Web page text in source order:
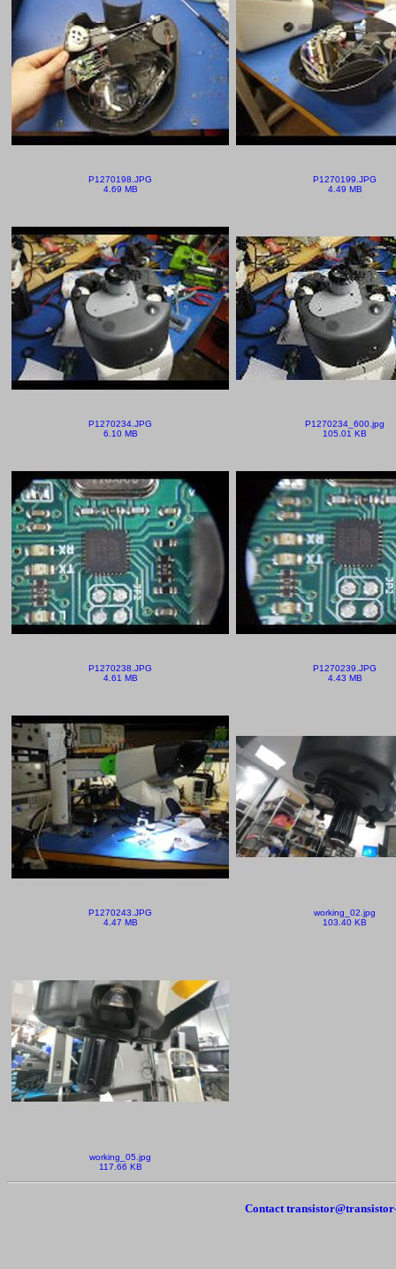
P1270198.JPG
4.69 MB
P1270199.JPG
4.49 MB
P1270234.JPG
6.10 MB
P1270234_600.jpg
105.01 KB
P1270238.JPG
4.61 MB
P1270239.JPG
4.43 MB
P1270243.JPG
4.47 MB
working_02.jpg
103.40 KB
working_05.jpg
117.66 KB
Contact